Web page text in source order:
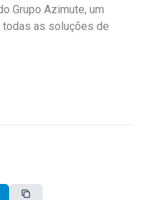
Grupo Azimute, um
as soluções de